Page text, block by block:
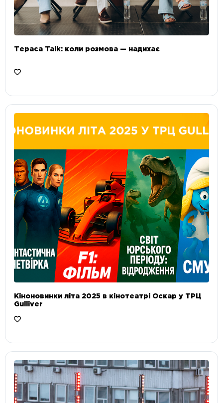
Тераса Talk: коли розмова — надихає
Кіноновинки літа 2025 в кінотеатрі Оскар у ТРЦ
Gulliver